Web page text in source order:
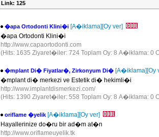
Link: 125
�apa Ortodonti Klini�i [A�iklama][Oy ver]
�apa Ortodonti Klini�i
http://www.capaortodonti.com
(Hits: 1635 Ziyaret�iler: 724 Toplam Oy: 8 A�iklama: 0
�mplant Di� Fiyatlar�, Zirkonyum Di� [A�iklama][Oy
�mplant di� merkezi ve Estetik di� hekimli�i
http://www.implantdismerkezi.com/
(Hits: 1390 Ziyaret�iler: 558 Toplam Oy: 8 A�iklama: 0
oriflame �yelik [A�iklama][Oy ver]
Hayallerinize do�ru bir ad�m at�n
http://www.oriflameuyelik.tk